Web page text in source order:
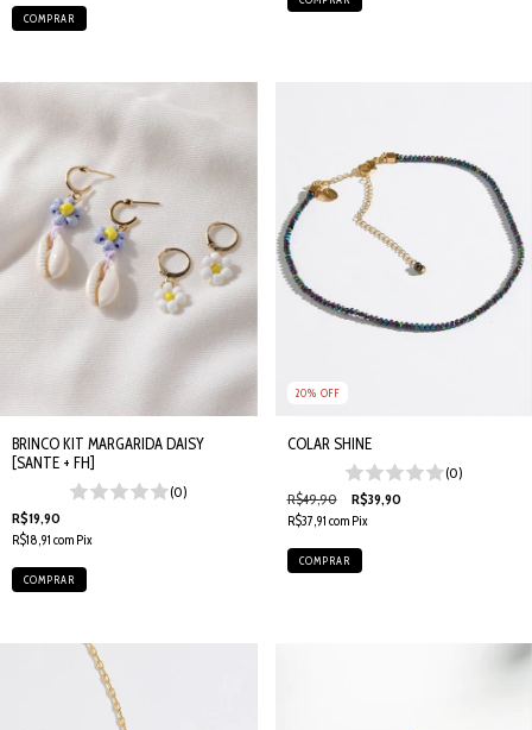
BRINCO KIT MARGARIDA DAISY
[SANTE + FH]
(0)
R$19,90
R$18,91 com Pix
20% OFF
COLAR SHINE
(0)
R$49,90
R$39,90
R$37,91 com Pix